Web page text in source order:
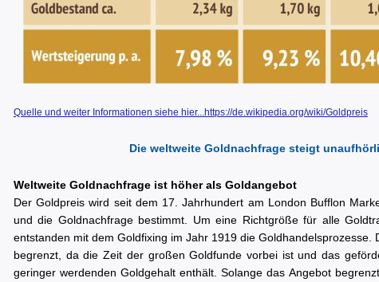
Quelle und weiter Informationen siehe hier...https://de.wikipedia.org/wiki/Goldpreis
Die weltweite Goldnachfrage steigt
Weltweite Goldnachfrage ist höher als Goldangebot
Der Goldpreis wird seit dem 17. Jahrhundert am London Bufflon
und die Goldnachfrage bestimmt. Um eine Richtgröße für alle
entstanden mit dem Goldfixing im Jahr 1919 die Goldhandelsprozesse.
begrenzt, da die Zeit der großen Goldfunde vorbei ist und das
geringer werdenden Goldgehalt enthält. Solange das Angebot